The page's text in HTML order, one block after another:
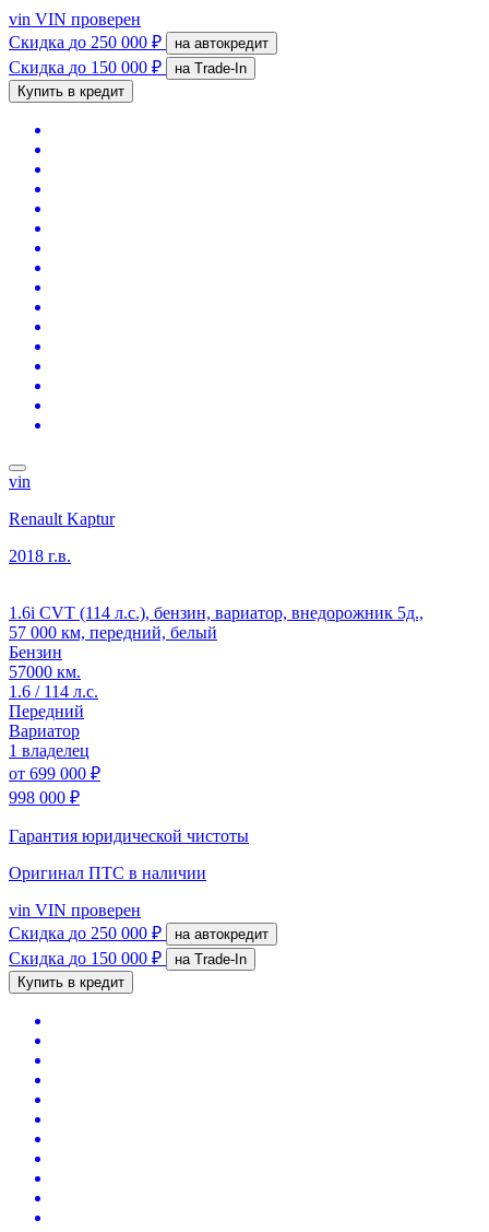
vin VIN проверен
Скидка до 250 000 ₽ на автокредит
Скидка до 150 000 ₽
на Trade-In
Купить в кредит
vin
Renault Kaptur
2018 г.в.
1.6i CVT (114 л.с.), бензин, вариатор, внедорожник 5д.,
57 000 км, передний, белый
Бензин
57000 км.
1.6 / 114 л.с.
Передний
Вариатор
1 владелец
от 699 000 ₽
998 000 ₽
Гарантия юридической чистоты
Оригинал ПТС в наличии
vin VIN проверен
Скидка до 250 000 ₽ на автокредит
Скидка до 150 000 ₽
на Trade-In
Купить в кредит